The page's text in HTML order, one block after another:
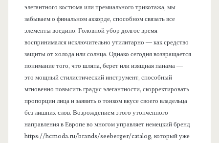
элегантного костюма или премиального трикотажа, мы
забываем о финальном аккорде, способном связать все
элементы воедино. Головной убор долгое время
воспринимался исключительно утилитарно — как средство
защиты от холода или солнца. Однако сегодня возвращается
понимание того, что шляпа, берет или изящная панама —
это мощный стилистический инструмент, способный
мгновенно повысить градус элегантности, скорректировать
пропорции лица и заявить о тонком вкусе своего владельца
без лишних слов. Возрождением этого утонченного
направления в Европе во многом управляет немецкий бренд
https://hcmoda.ru/brands/seeberger/catalog, который уже